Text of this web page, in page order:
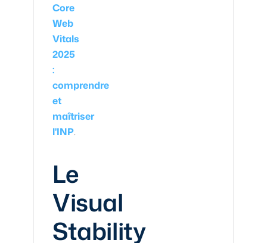
Core
Web
Vitals
2025
:
comprendre
et
maîtriser
l'INP.
Le
Visual
Stability